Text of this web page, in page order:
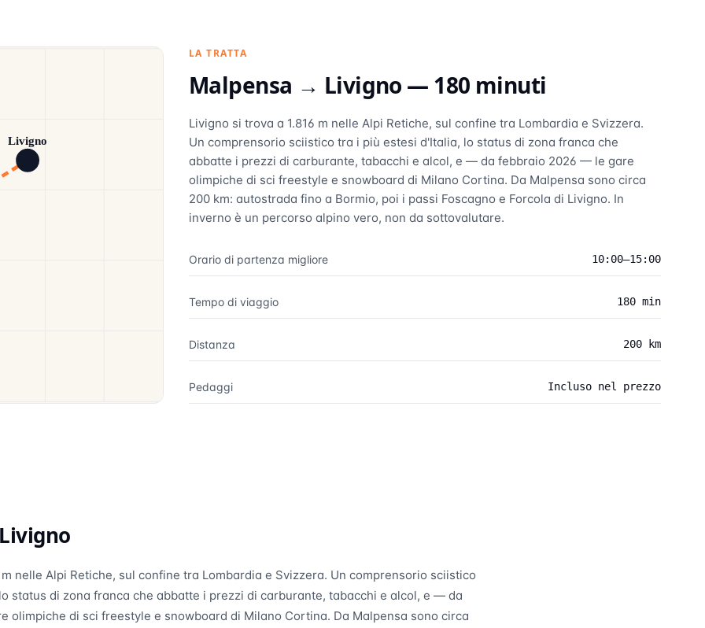
Livigno
LA TRATTA
Malpensa → Livigno — 180 minuti
Livigno si trova a 1.816 m nelle Alpi Retiche, sul confine tra Lombardia e Svizzera.
Un comprensorio sciistico tra i più estesi d'Italia, lo status di zona franca che
abbatte i prezzi di carburante, tabacchi e alcol, e — da febbraio 2026 — le gare
olimpiche di sci freestyle e snowboard di Milano Cortina. Da Malpensa sono circa
200 km: autostrada fino a Bormio, poi i passi Foscagno e Forcola di Livigno. In
inverno è un percorso alpino vero, non da sottovalutare.
Orario di partenza migliore 10:00–15:00
Tempo di viaggio 180 min
Distanza 200 km
Pedaggi Incluso nel prezzo
nelle Alpi Retiche, sul confine tra Lombardia e Svizzera. Un comprensorio sciistico
status di zona franca che abbatte i prezzi di carburante, tabacchi e alcol, e — da
olimpiche di sci freestyle e snowboard di Milano Cortina. Da Malpensa sono circa